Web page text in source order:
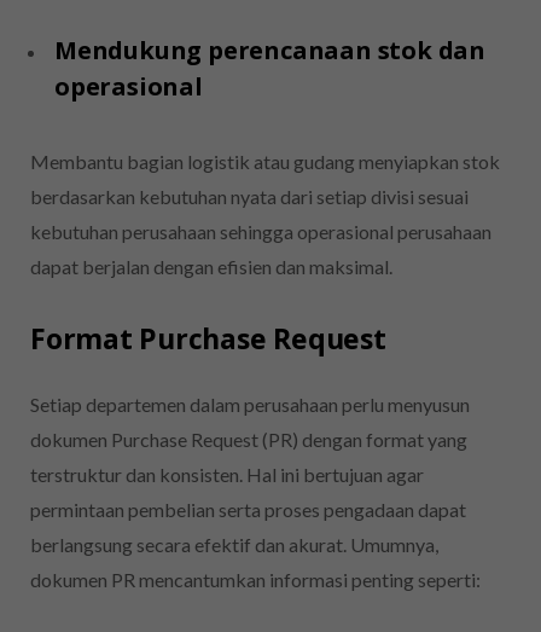
Mendukung perencanaan stok dan
operasional
Membantu bagian logistik atau gudang menyiapkan stok
berdasarkan kebutuhan nyata dari setiap divisi sesuai
kebutuhan perusahaan sehingga operasional perusahaan
dapat berjalan dengan efisien dan maksimal.
Format Purchase Request
Setiap departemen dalam perusahaan perlu menyusun
dokumen Purchase Request (PR) dengan format yang
terstruktur dan konsisten. Hal ini bertujuan agar
permintaan pembelian serta proses pengadaan dapat
berlangsung secara efektif dan akurat. Umumnya,
dokumen PR mencantumkan informasi penting seperti: